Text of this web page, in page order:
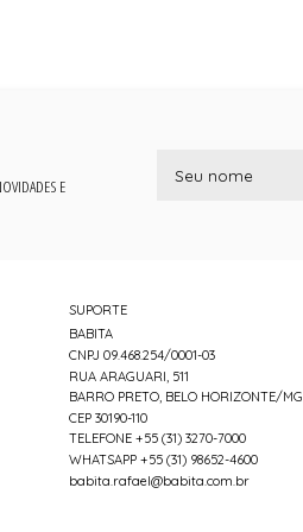
E
SUPORTE
BABITA
CNPJ 09.468.254/0001-03
RUA ARAGUARI, 511
BARRO PRETO, BELO HORIZONTE/MG
CEP 30190-110
TELEFONE +55 (31) 3270-7000
WHATSAPP +55 (31) 98652-4600
babita.rafael@babita.com.br